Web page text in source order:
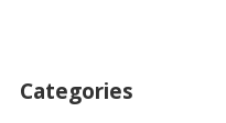
Categories